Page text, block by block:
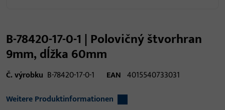
B-78420-17-0-1 | Polovičný štvorhran
9mm, dĺžka 60mm
Č. výrobku B-78420-17-0-1 EAN 4015540733031
Weitere Produktinformationen